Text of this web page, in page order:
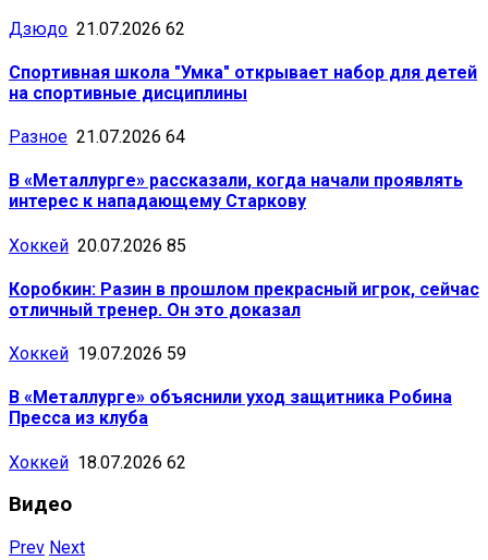
Дзюдо 21.07.2026 62
Спортивная школа "Умка" открывает набор для детей
на спортивные дисциплины
Разное 21.07.2026 64
В «Металлурге» рассказали, когда начали проявлять
интерес к нападающему Старкову
Хоккей 20.07.2026 85
Коробкин: Разин в прошлом прекрасный игрок, сейчас
отличный тренер. Он это доказал
Хоккей 19.07.2026 59
В «Металлурге» объяснили уход защитника Робина
Пресса из клуба
Хоккей 18.07.2026 62
Видео
Prev Next